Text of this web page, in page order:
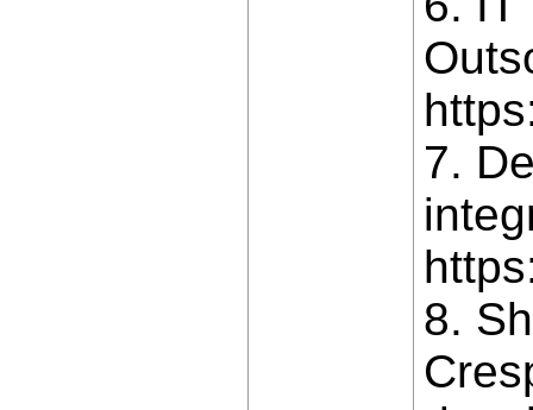
7.
8.